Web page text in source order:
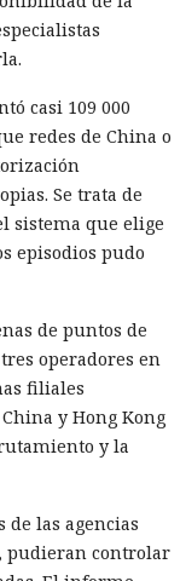
casi 109 000
redes de China o
Se trata de
sistema que elige
episodios pudo
de puntos de
operadores en
filiales
y Hong Kong
y la
las agencias
pudieran controlar
reemplazar por
energía del
Júpiter, Saturno,
convertirían en luz
sistema de
de día y
de luz no tiene
podría mover
de iluminación,
con el tiempo.
problema. El
que sostiene el
cambiará
el océano y la
las
así
tecnologías que